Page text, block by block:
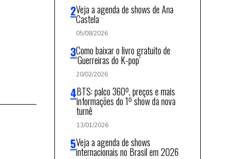
Veja a agenda de shows de Ana
Castela
05/08/2026
Como baixar o livro gratuito de
‘Guerreiras do K-pop’
20/02/2026
BTS: palco 360º, preços e mais
informações do 1º show da nova
turnê
13/01/2026
Veja a agenda de shows
internacionais no Brasil em 2026